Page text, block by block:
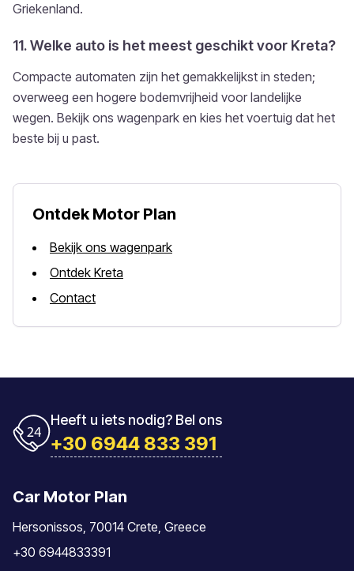
Griekenland.
11. Welke auto is het meest geschikt voor Kreta?
Compacte automaten zijn het gemakkelijkst in steden;
overweeg een hogere bodemvrijheid voor landelijke
wegen. Bekijk ons wagenpark en kies het voertuig dat het
beste bij u past.
Ontdek Motor Plan
Bekijk ons wagenpark
Ontdek Kreta
Contact
Heeft u iets nodig? Bel ons
+30 6944 833 391
Car Motor Plan
Hersonissos, 70014 Crete, Greece
+30 6944833391